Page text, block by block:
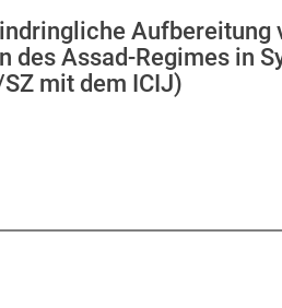
Aufbereitung
des Assad-Regimes in
mit dem ICIJ)